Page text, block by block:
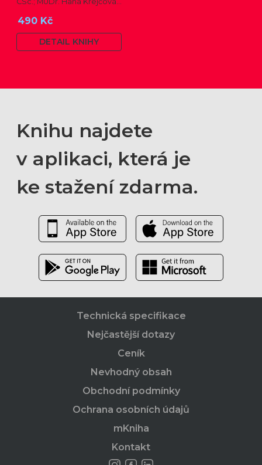
Dokoupilová; prof. MUDr.
Tomáš Honzík, Ph.D. a kol.
490 Kč
DETAIL KNIHY
Knihu najdete
v aplikaci, která je
ke stažení zdarma.
Technická specifikace
Nejčastější dotazy
Ceník
Nevhodný obsah
Obchodní podmínky
Ochrana osobních údajů
mKniha
Kontakt